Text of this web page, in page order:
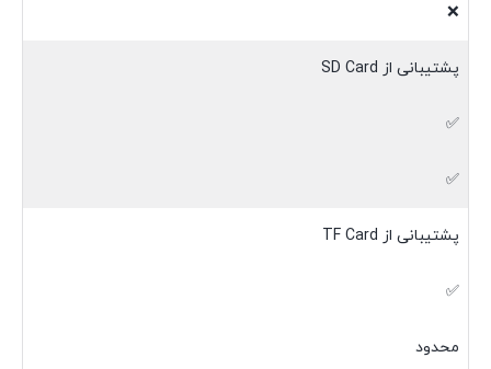
❌
پشتیبانی از SD Card
✅
✅
پشتیبانی از TF Card
✅
محدود